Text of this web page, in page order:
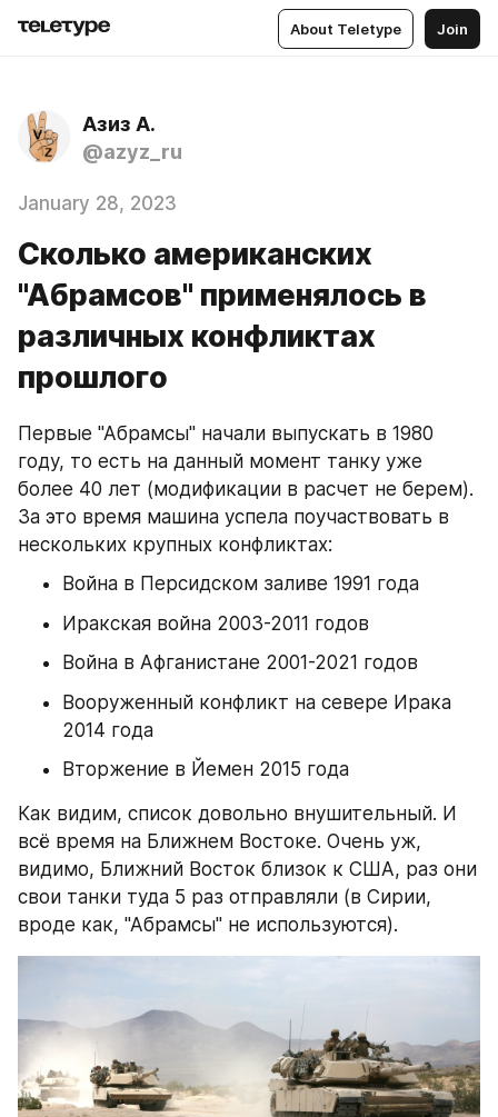
About Teletype Join
Азиз А.
@azyz_ru
January 28, 2023
Сколько американских
"Абрамсов" применялось в
различных конфликтах
прошлого
Первые "Абрамсы" начали выпускать в 1980
году, то есть на данный момент танку уже
более 40 лет (модификации в расчет не берем).
За это время машина успела поучаствовать в
нескольких крупных конфликтах:
Война в Персидском заливе 1991 года
Иракская война 2003-2011 годов
Война в Афганистане 2001-2021 годов
Вооруженный конфликт на севере Ирака
2014 года
Вторжение в Йемен 2015 года
Как видим, список довольно внушительный. И
всё время на Ближнем Востоке. Очень уж,
видимо, Ближний Восток близок к США, раз они
свои танки туда 5 раз отправляли (в Сирии,
вроде как, "Абрамсы" не используются).